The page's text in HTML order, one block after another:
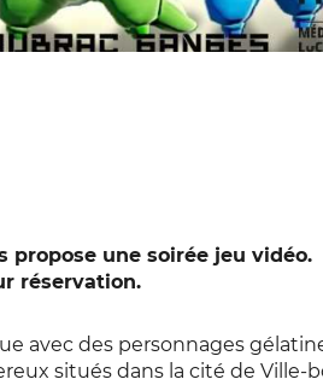
propose une soirée jeu vidéo.
réservation.
avec des personnages
situés dans la cité de Ville-